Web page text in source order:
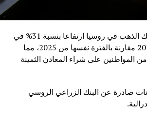
سجلت مبيعات سبائك الذهب في روسيا ارتفاعا بنسبة 31% في
النصف الأول من 2026 مقارنة بالفترة نفسها من 2025، مما
من المواطنين على شراء المعادن الثمينة
صادرة عن البنك الزراعي الروسي